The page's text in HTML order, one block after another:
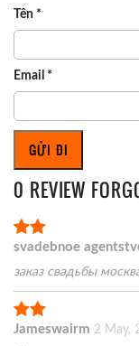
Tên *
Email *
0 REVIEW
svadebnoe
заказ свадьбы
Jameswairm 2 May,